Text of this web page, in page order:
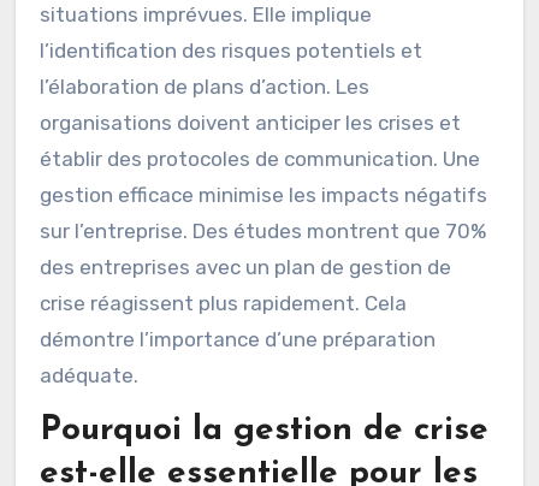
situations imprévues. Elle implique
l’identification des risques potentiels et
l’élaboration de plans d’action. Les
organisations doivent anticiper les crises et
établir des protocoles de communication. Une
gestion efficace minimise les impacts négatifs
sur l’entreprise. Des études montrent que 70%
des entreprises avec un plan de gestion de
crise réagissent plus rapidement. Cela
démontre l’importance d’une préparation
adéquate.
Pourquoi la gestion de crise
est-elle essentielle pour les